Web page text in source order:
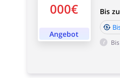
000€
Angebot
Bis